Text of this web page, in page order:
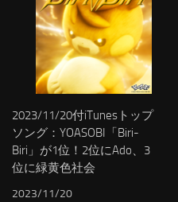
2023/11/20付iTunesトップ
ソング：YOASOBI「Biri-
Biri」が1位！2位にAdo、3
位に緑黄色社会
2023/11/20